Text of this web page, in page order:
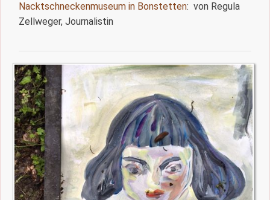
Nacktschneckenmuseum in Bonstetten: von Regula
Zellweger, Journalistin